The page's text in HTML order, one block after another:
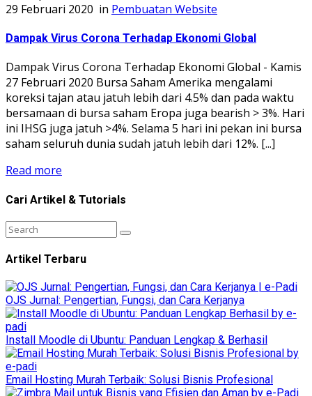
29 Februari 2020 in Pembuatan Website
Dampak Virus Corona Terhadap Ekonomi Global
Dampak Virus Corona Terhadap Ekonomi Global - Kamis
27 Februari 2020 Bursa Saham Amerika mengalami
koreksi tajan atau jatuh lebih dari 4.5% dan pada waktu
bersamaan di bursa saham Eropa juga bearish > 3%. Hari
ini IHSG juga jatuh >4%. Selama 5 hari ini pekan ini bursa
saham seluruh dunia sudah jatuh lebih dari 12%. [...]
Read more
Cari Artikel & Tutorials
Artikel Terbaru
OJS Jurnal: Pengertian, Fungsi, dan Cara Kerjanya
Install Moodle di Ubuntu: Panduan Lengkap & Berhasil
Email Hosting Murah Terbaik: Solusi Bisnis Profesional